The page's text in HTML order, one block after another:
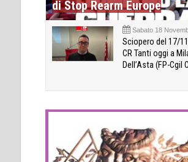
di Stop Rearm Europe
Sabato 18
Sciopero del 17/
CR Tanti oggi a
Dell’Asta (FP-Cgil